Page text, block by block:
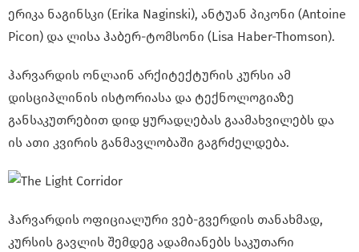
ერიკა ნაგინსკი (Erika Naginski), ანტუან პიკონი (Antoine
Picon) და ლისა ჰაბერ-ტომსონი (Lisa Haber-Thomson).
ჰარვარდის ონლაინ არქიტექტურის კურსი ამ
დისციპლინის ისტორიასა და ტექნოლოგიაზე
განსაკუთრებით დიდ ყურადღებას გაამახვილებს და
ის ათი კვირის განმავლობაში გაგრძელდება.
ჰარვარდის ოფიციალური ვებ-გვერდის თანახმად,
კურსის გავლის შემდეგ ადამიანებს საკუთარი